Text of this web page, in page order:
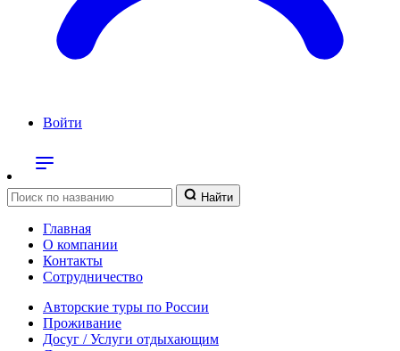
Войти
Найти
Главная
О компании
Контакты
Сотрудничество
Авторские туры по России
Проживание
Досуг / Услуги отдыхающим